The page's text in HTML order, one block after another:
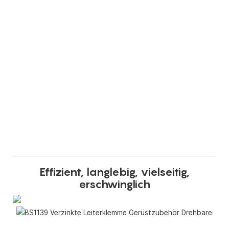
Effizient, langlebig, vielseitig,
erschwinglich